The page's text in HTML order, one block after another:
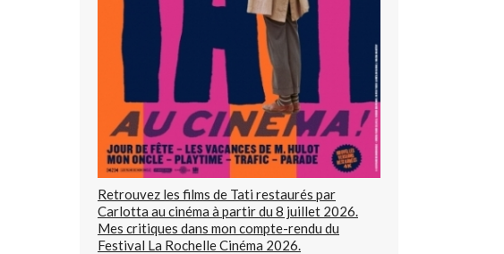
Retrouvez les films de Tati restaurés par
Carlotta au cinéma à partir du 8 juillet 2026.
Mes critiques dans mon compte-rendu du
Festival La Rochelle Cinéma 2026.